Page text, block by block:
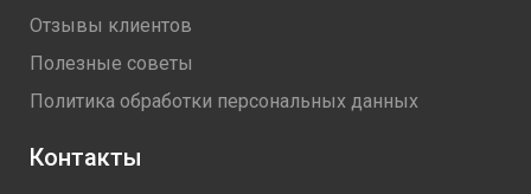
Отзывы клиентов
Полезные советы
Политика обработки персональных данных
Контакты